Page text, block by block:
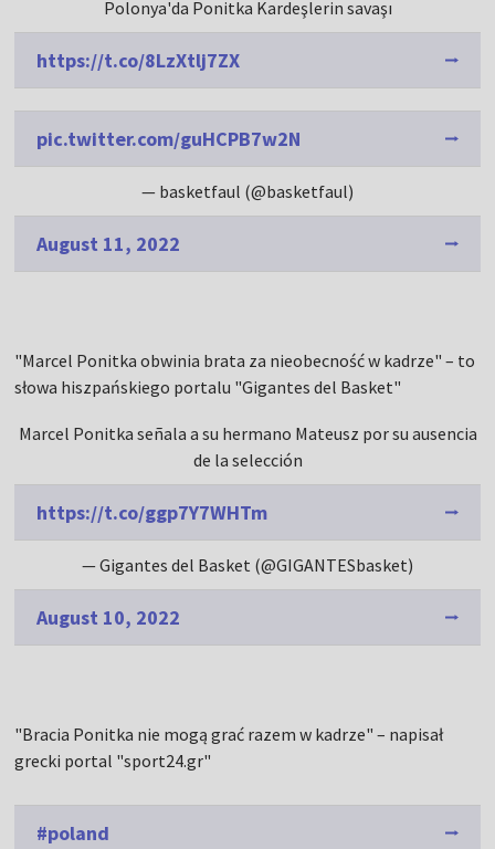
Polonya'da Ponitka Kardeşlerin savaşı
https://t.co/8LzXtlj7ZX
pic.twitter.com/guHCPB7w2N
— basketfaul (@basketfaul)
August 11, 2022
"Marcel Ponitka obwinia brata za nieobecność w kadrze" – to
słowa hiszpańskiego portalu "Gigantes del Basket"
Marcel Ponitka señala a su hermano Mateusz por su ausencia
de la selección
https://t.co/ggp7Y7WHTm
— Gigantes del Basket (@GIGANTESbasket)
August 10, 2022
"Bracia Ponitka nie mogą grać razem w kadrze" – napisał
grecki portal "sport24.gr"
#poland